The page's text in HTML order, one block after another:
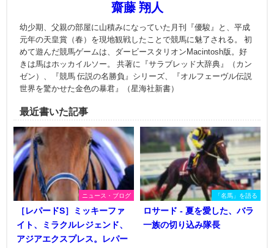
齋藤 翔人
幼少期、父親の部屋に山積みになっていた月刊『優駿』と、平成
元年の天皇賞（春）を現地観戦したことで競馬に魅了される。 初
めて遊んだ競馬ゲームは、ダービースタリオンMacintosh版。好
きは馬はホッカイルソー。 共著に『サラブレッド大辞典』（カン
ゼン）、『競馬 伝説の名勝負』シリーズ、『オルフェーヴル伝説
世界を驚かせた金色の暴君』（星海社新書）
最近書いた記事
ニュース・ブログ
［レパードS］ミッキーファ
イト、ミラクルレジェンド、
アジアエクスプレス。レパー
「名馬」を語る
ロサード - 夏を愛した、バラ
一族の切り込み隊長